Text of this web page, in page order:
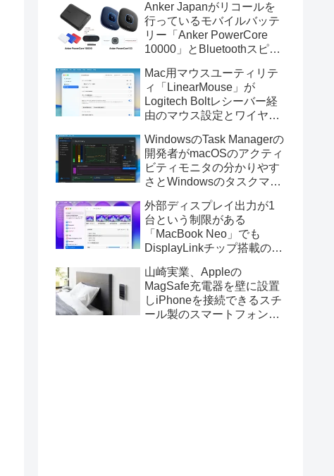
トーラの作成に対応。
Anker Japanがリコールを
行っているモバイルバッテ
リー「Anker PowerCore
10000」とBluetoothスピー
辺を焼損する火災が6月に3
件発生していたそうなので
注意を。
Mac用マウスユーティリテ
ィ「LinearMouse」が
Logitech Boltレシーバー経
由のマウス設定とワイヤレ
ックボールに対応。
WindowsのTask Managerの
開発者がmacOSのアクティ
ビティモニタの分かりやす
さとWindowsのタスクマネ
Mac用システムモニタアプ
リ「Task Manager TMOG」
のBeta版を公開。
外部ディスプレイ出力が1
台という制限がある
「MacBook Neo」でも
DisplayLinkチップ搭載の
タを利用することでデュア
ルディスプレイ以上の出力
が可能に。
山崎実業、Appleの
MagSafe充電器を壁に設置
しiPhoneを接続できるスチ
ール製のスマートフォンホ